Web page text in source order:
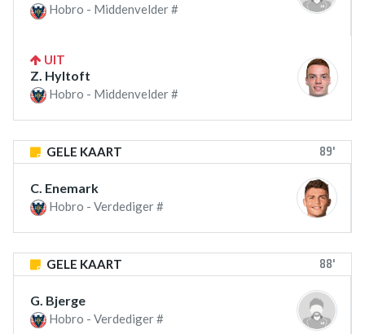
Hobro - Middenvelder #
UIT
Z. Hyltoft
Hobro - Middenvelder #
GELE KAART 89'
C. Enemark
Hobro - Verdediger #
GELE KAART 88'
G. Bjerge
Hobro - Verdediger #